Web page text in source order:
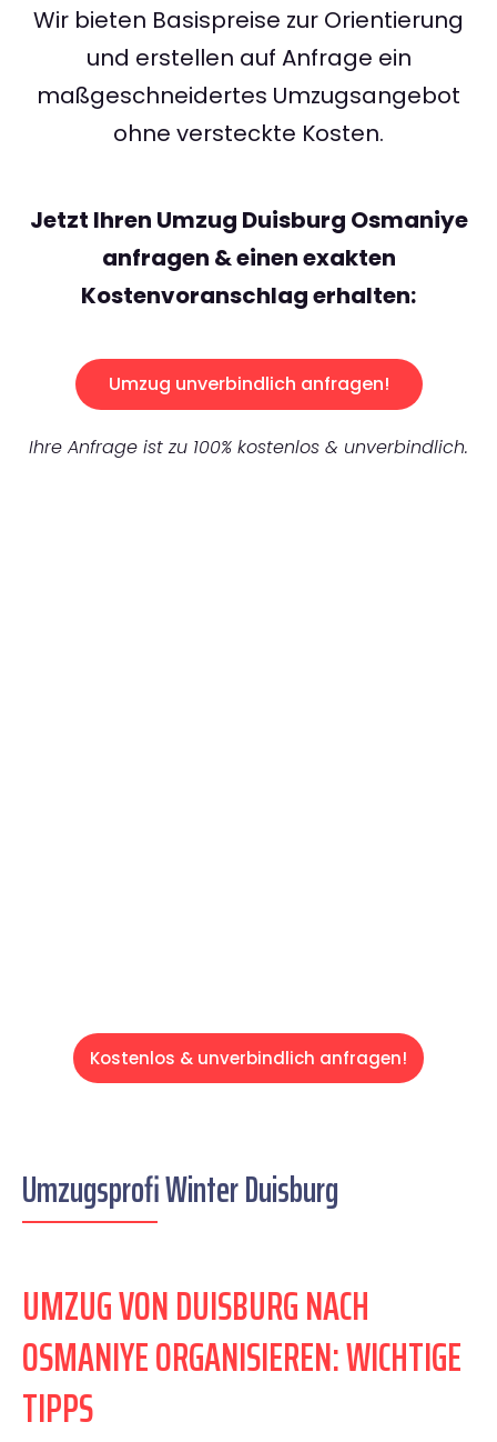
Wir bieten Basispreise zur Orientierung
und erstellen auf Anfrage ein
maßgeschneidertes Umzugsangebot
ohne versteckte Kosten.
Jetzt Ihren Umzug Duisburg Osmaniye
anfragen & einen exakten
Kostenvoranschlag erhalten:
Umzug unverbindlich anfragen!
Ihre Anfrage ist zu 100% kostenlos & unverbindlich.
Kostenlos & unverbindlich anfragen!
Umzugsprofi Winter Duisburg
UMZUG VON DUISBURG NACH
OSMANIYE ORGANISIEREN: WICHTIGE
TIPPS